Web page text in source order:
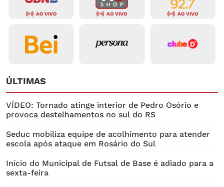
AO VIVO AO VIVO AO VIVO
ÚLTIMAS
VÍDEO: Tornado atinge interior de Pedro Osório e
provoca destelhamentos no sul do RS
Seduc mobiliza equipe de acolhimento para atender
escola após ataque em Rosário do Sul
Início do Municipal de Futsal de Base é adiado para a
sexta-feira